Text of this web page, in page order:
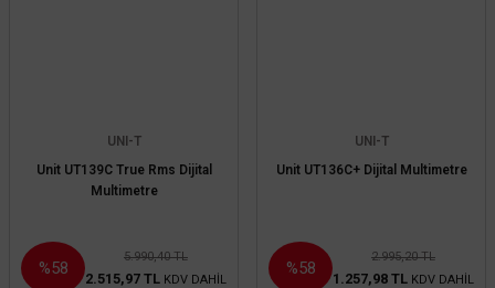
UNI-T
Unit UT139C True Rms Dijital
Multimetre
%58
5.990,40 TL
2.515,97 TL KDV DAHİL
UNI-T
Unit UT136C+ Dijital Multimetre
%58
2.995,20 TL
1.257,98 TL KDV DAHİL